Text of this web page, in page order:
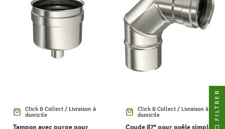
Click & Collect / Livraison à
domicile
Click & Collect / Livraison à
domicile
FILTRER